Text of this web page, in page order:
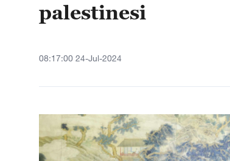
palestinesi
08:17:00 24-Jul-2024